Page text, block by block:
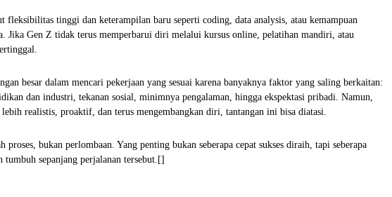
fleksibilitas tinggi dan keterampilan baru seperti coding, data analysis, atau kemampuan
Jika Gen Z tidak terus memperbarui diri melalui kursus online, pelatihan mandiri, atau
besar dalam mencari pekerjaan yang sesuai karena banyaknya faktor yang saling berkaitan:
dan industri, tekanan sosial, minimnya pengalaman, hingga ekspektasi pribadi. Namun,
lebih realistis, proaktif, dan terus mengembangkan diri, tantangan ini bisa diatasi.
proses, bukan perlombaan. Yang penting bukan seberapa cepat sukses diraih, tapi seberapa
tumbuh sepanjang perjalanan tersebut.[]